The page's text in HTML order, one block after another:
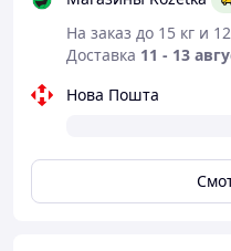
На заказ до 15 кг и
Доставка 11 - 13
Нова Пошта